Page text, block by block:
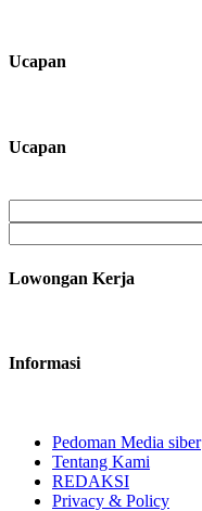
Ucapan
Ucapan
Lowongan Kerja
Informasi
Pedoman Media siber
Tentang Kami
REDAKSI
Privacy & Policy